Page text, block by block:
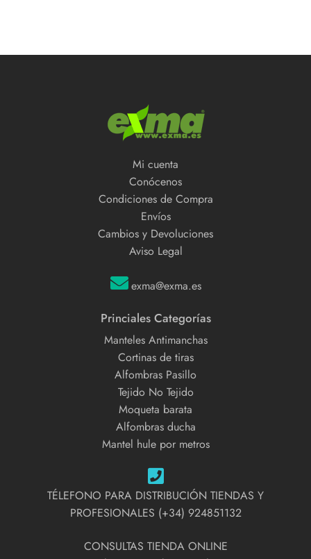
Mi cuenta
Conócenos
Condiciones de Compra
Envíos
Cambios y Devoluciones
Aviso Legal
exma@exma.es
Princiales Categorías
Manteles Antimanchas
Cortinas de tiras
Alfombras Pasillo
Tejido No Tejido
Moqueta barata
Alfombras ducha
Mantel hule por metros
TÉLEFONO PARA DISTRIBUCIÓN TIENDAS Y
PROFESIONALES (+34) 924851132
CONSULTAS TIENDA ONLINE